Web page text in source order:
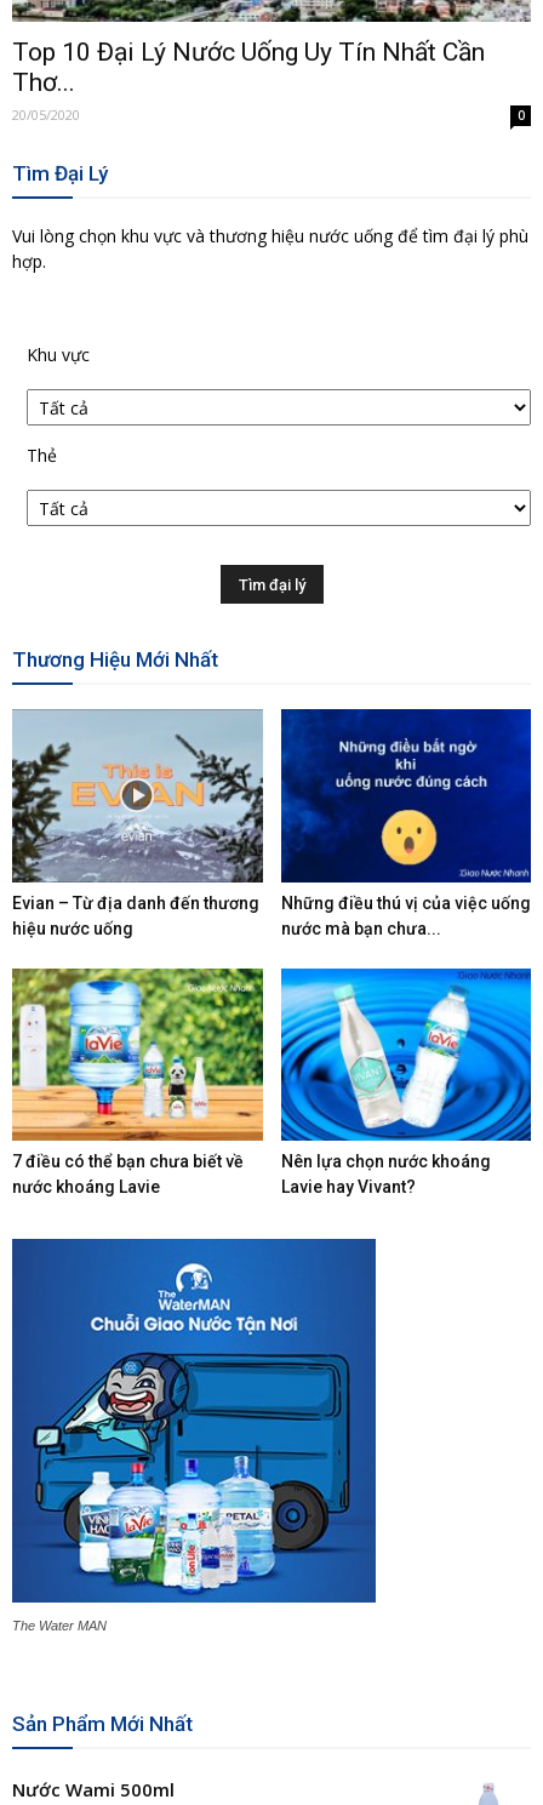
Top 10 Đại Lý Nước Uống Uy Tín Nhất Cần
Thơ...
20/05/2020 0
Tìm Đại Lý
Vui lòng chọn khu vực và thương hiệu nước uống để tìm đại lý phù
hợp.
Khu vực
Thẻ
Thương Hiệu Mới Nhất
Evian – Từ địa danh đến thương
hiệu nước uống
Những điều thú vị của việc uống
nước mà bạn chưa...
7 điều có thể bạn chưa biết về
nước khoáng Lavie
Nên lựa chọn nước khoáng
Lavie hay Vivant?
The Water MAN
Sản Phẩm Mới Nhất
Nước Wami 500ml